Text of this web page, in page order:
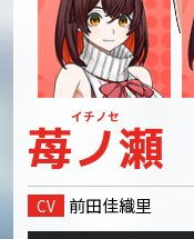
苺ノ瀬
CV 前田佳織里